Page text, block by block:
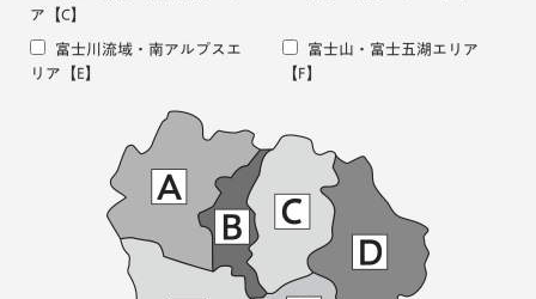
ア 【C】
富士川流域・南アルプスエ
リア 【E】
富士山・富士五湖エリア
【F】